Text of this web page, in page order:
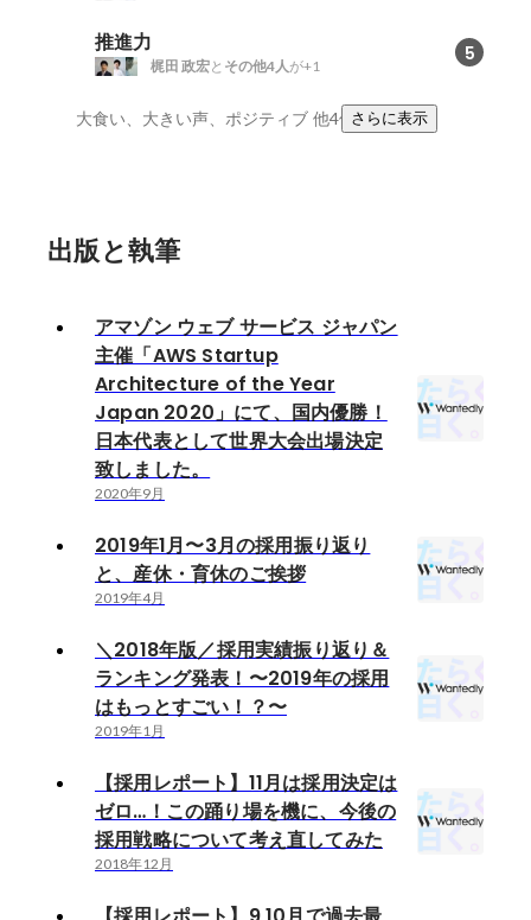
推進力 5
梶田 政宏と その他4人が+1
大食い、大きい声、ポジティブ 他4件さらに表示
出版と執筆
アマゾン ウェブ サービス ジャパン
主催「AWS Startup
Architecture of the Year
Japan 2020」にて、国内優勝！
日本代表として世界大会出場決定
致しました。
2020年9月
2019年1月〜3月の採用振り返り
と、産休・育休のご挨拶
2019年4月
＼2018年版／採用実績振り返り＆
ランキング発表！〜2019年の採用
はもっとすごい！？〜
2019年1月
【採用レポート】11月は採用決定は
ゼロ…！この踊り場を機に、今後の
採用戦略について考え直してみた
2018年12月